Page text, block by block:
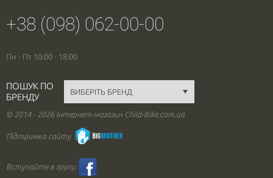
+38 (098) 062-00-00
Пн - Пт 10:00 - 18:00
ПОШУК ПО
БРЕНДУ
© 2014 - 2026 Інтернет-магазин Child-Bike.com.ua
Підтримка сайту
Вступайте в групу: